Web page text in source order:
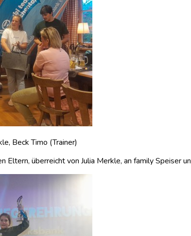
Beck Timo (Trainer)
Eltern, überreicht von Julia Merkle, an family Speiser